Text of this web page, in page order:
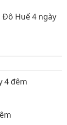
Đô Huế 4 ngày
4 đêm